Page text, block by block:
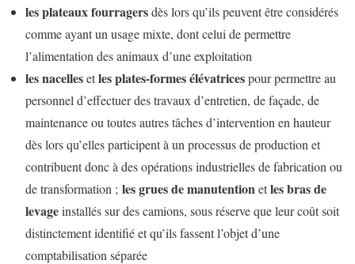
les plateaux fourragersdès lors qu’ils peuvent être considérés
comme ayant un usage mixte, dont celui de permettre
l’alimentation des animaux d’une exploitation
les nacellesetles plates-formes élévatricespour permettre au
personnel d’effectuer des travaux d’entretien, de façade, de
maintenance ou toutes autres tâches d’intervention en hauteur
dès lors qu’elles participent à un processus de production et
contribuent donc à des opérations industrielles de fabrication ou
de transformation ; les grues de manutentionetles bras de
levageinstallés sur des camions, sous réserve que leur coût soit
distinctement identifié et qu’ils fassent l’objet d’une
comptabilisation séparée